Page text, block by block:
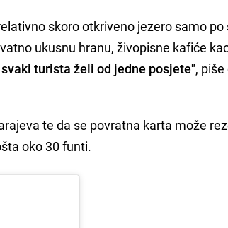
skoro otkriveno jezero samo po
ukusnu hranu, živopisne kafiće
turista želi od jedne posjete",
te da se povratna karta može
oko 30 funti.